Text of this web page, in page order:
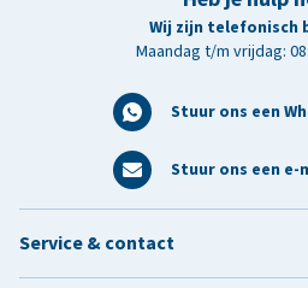
Wij zijn telefonisch
Maandag t/m vrijdag:
Stuur ons een
Stuur ons een e-
Service & contact